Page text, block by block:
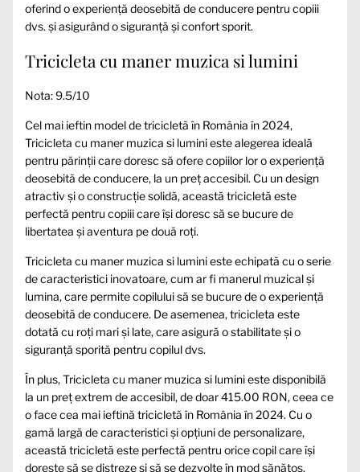
oferind o experiență deosebită de conducere pentru copiii
dvs. și asigurând o siguranță și confort sporit.
Tricicleta cu maner muzica si lumini
Nota: 9.5/10
Cel mai ieftin model de tricicletă în România în 2024,
Tricicleta cu maner muzica si lumini este alegerea ideală
pentru părinții care doresc să ofere copiilor lor o experiență
deosebită de conducere, la un preț accesibil. Cu un design
atractiv și o construcție solidă, această tricicletă este
perfectă pentru copiii care își doresc să se bucure de
libertatea și aventura pe două roți.
Tricicleta cu maner muzica si lumini este echipată cu o serie
de caracteristici inovatoare, cum ar fi manerul muzical și
lumina, care permite copilului să se bucure de o experiență
deosebită de conducere. De asemenea, tricicleta este
dotată cu roți mari și late, care asigură o stabilitate și o
siguranță sporită pentru copilul dvs.
În plus, Tricicleta cu maner muzica si lumini este disponibilă
la un preț extrem de accesibil, de doar 415.00 RON, ceea ce
o face cea mai ieftină tricicletă în România în 2024. Cu o
gamă largă de caracteristici și opțiuni de personalizare,
această tricicletă este perfectă pentru orice copil care își
dorește să se distreze și să se dezvolte în mod sănătos.